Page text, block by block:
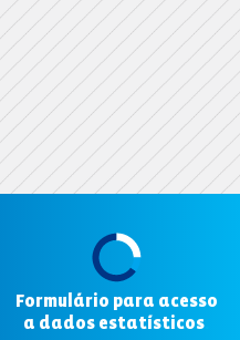
Formulário para acesso
a dados estatísticos